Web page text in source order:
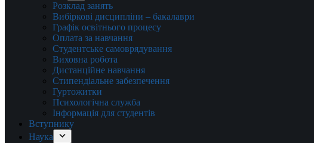
Розклад занять
Вибіркові дисципліни – бакалаври
Графік освітнього процесу
Оплата за навчання
Студентське самоврядування
Виховна робота
Дистанційне навчання
Стипендіальне забезпечення
Гуртожитки
Психологічна служба
Інформація для студентів
Вступнику
Наука